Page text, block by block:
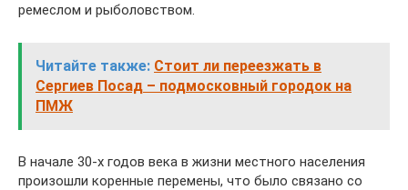
ремеслом и рыболовством.
Читайте также: Стоит ли переезжать в
Сергиев Посад – подмосковный городок на
ПМЖ
В начале 30-х годов века в жизни местного населения
произошли коренные перемены, что было связано со